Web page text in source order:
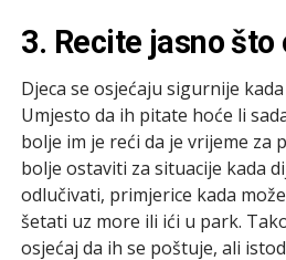
3. Recite jasno
Djeca se osjećaju sigurnije
Umjesto da ih pitate hoće li
bolje im je reći da je vrijeme za
bolje ostaviti za situacije kada
odlučivati, primjerice kada
šetati uz more ili ići u park.
osjećaj da ih se poštuje, ali